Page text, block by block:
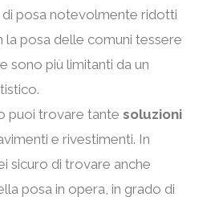
posa notevolmente ridotti
posa delle comuni tessere
sono più limitanti da un
puoi trovare tante soluzioni
e rivestimenti. In
sicuro di trovare anche
posa in opera, in grado di